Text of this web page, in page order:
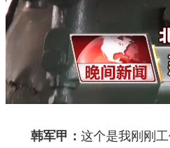
韩军甲： 这个是我刚刚